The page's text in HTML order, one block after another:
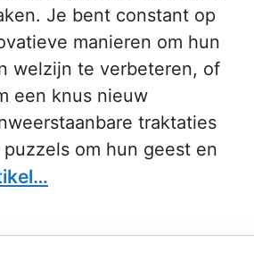
Je bent constant op
manieren om hun
welzijn te verbeteren, of
een knus nieuw
traktaties
om hun geest en